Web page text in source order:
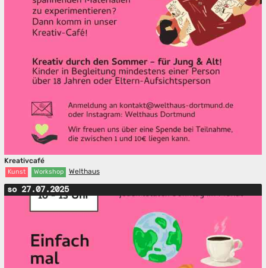
Kreativcafé
Kunst Workshop Welthaus
so 27.07.2025